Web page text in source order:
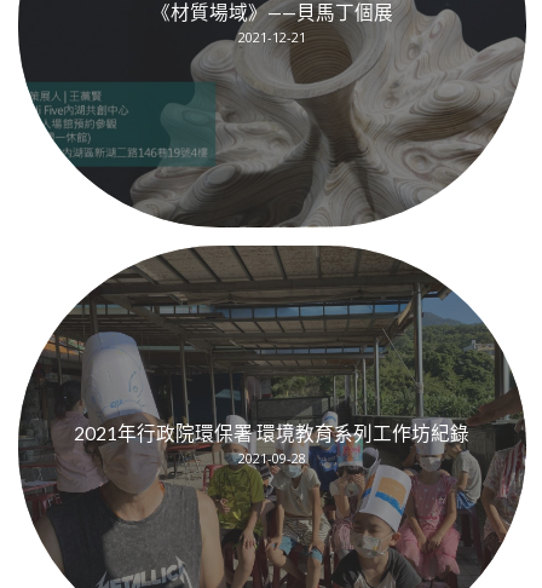
《材質場域》——貝馬丁個展
2021-12-21
2021年行政院環保署 環境教育系列工作坊紀錄
2021-09-28